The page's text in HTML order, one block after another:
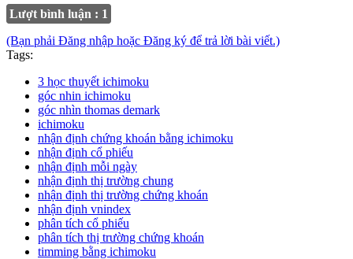
Lượt bình luận : 1
(Bạn phải Đăng nhập hoặc Đăng ký để trả lời bài viết.)
Tags:
3 học thuyết ichimoku
góc nhin ichimoku
góc nhìn thomas demark
ichimoku
nhận định chứng khoán bằng ichimoku
nhận định cổ phiếu
nhận định mỗi ngày
nhận định thị trường chung
nhận định thị trường chứng khoán
nhận định vnindex
phân tích cổ phiếu
phân tích thị trường chứng khoán
timming bằng ichimoku